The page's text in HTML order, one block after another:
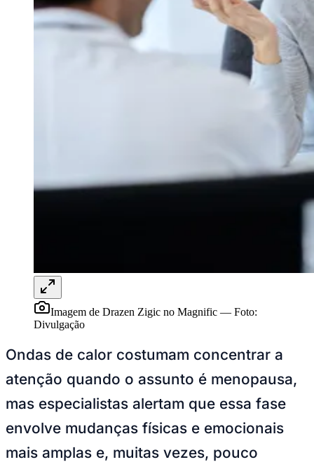
Imagem de Drazen Zigic no Magnific — Foto:
Divulgação
Ondas de calor costumam concentrar a
atenção quando o assunto é menopausa,
mas especialistas alertam que essa fase
envolve mudanças físicas e emocionais
mais amplas e, muitas vezes, pouco